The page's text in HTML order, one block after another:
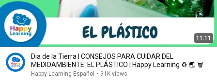
11:11
Dia de la Tierra I CONSEJOS PARA CUIDAR DEL
MEDIOAMBIENTE: EL PLÁSTICO | Happy Learning ♻️ 🌏 🗑️
Happy Learning Español • 91K views